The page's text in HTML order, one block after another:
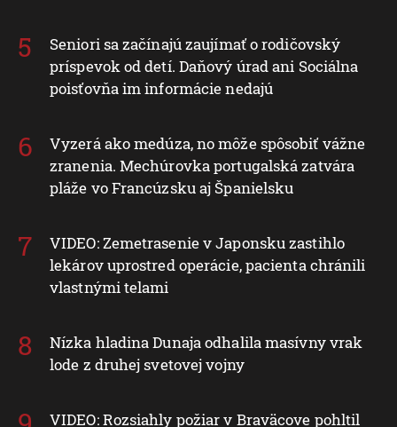
Seniori sa začínajú zaujímať o rodičovský
príspevok od detí. Daňový úrad ani Sociálna
poisťovňa im informácie nedajú
Vyzerá ako medúza, no môže spôsobiť vážne
zranenia. Mechúrovka portugalská zatvára
pláže vo Francúzsku aj Španielsku
VIDEO: Zemetrasenie v Japonsku zastihlo
lekárov uprostred operácie, pacienta chránili
vlastnými telami
Nízka hladina Dunaja odhalila masívny vrak
lode z druhej svetovej vojny
VIDEO: Rozsiahly požiar v Braväcove pohltil